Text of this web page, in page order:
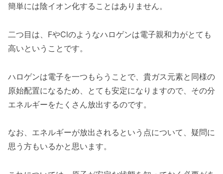
簡単には陰イオン化することはありません。
二つ目は、FやClのようなハロゲンは電子親和力がとても
高いということです。
ハロゲンは電子を一つもらうことで、貴ガス元素と同様の
原始配置になるため、とても安定になりますので、その分
エネルギーをたくさん放出するのです。
なお、エネルギーが放出されるという点について、疑問に
思う方もいるかと思います。